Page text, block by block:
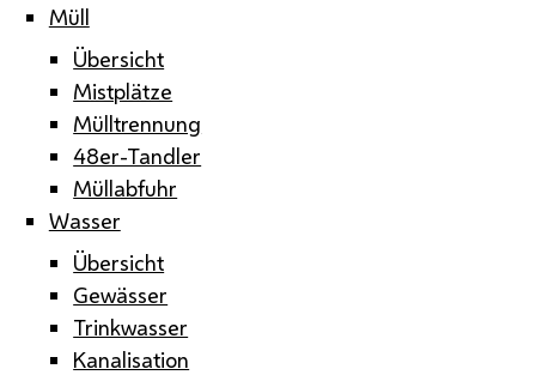
Müll
Übersicht
Mistplätze
Mülltrennung
48er-Tandler
Müllabfuhr
Wasser
Übersicht
Gewässer
Trinkwasser
Kanalisation